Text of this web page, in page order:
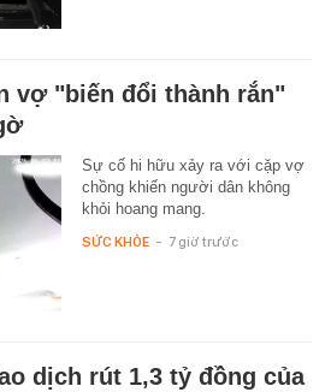
vợ "biến đổi thành rắn"
Sự cố hi hữu xảy ra với cặp vợ
chồng khiến người dân không
khỏi hoang mang.
SỨC KHỎE - 7 giờ trước
dịch rút 1,3 tỷ đồng của